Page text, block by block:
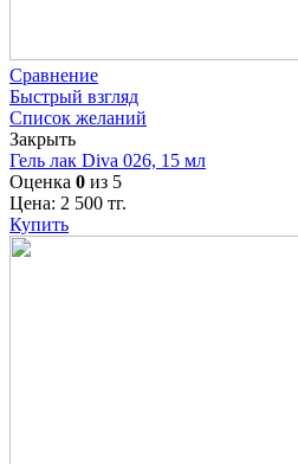
Сравнение
Быстрый взгляд
Список желаний
Закрыть
Гель лак Diva 026, 15 мл
Оценка 0 из 5
Цена: 2 500 тг.
Купить